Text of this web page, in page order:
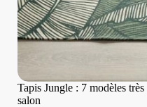
Tapis Jungle : 7 modèles
salon